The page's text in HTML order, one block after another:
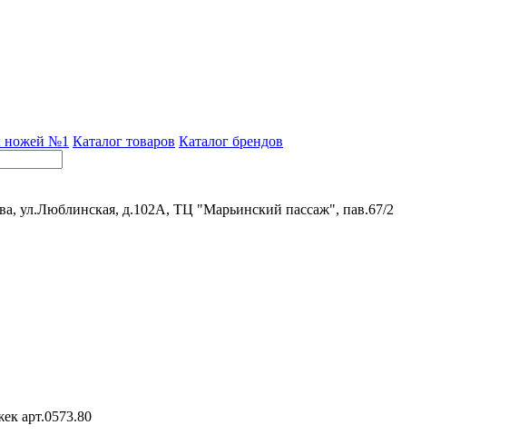
ножей №1 Каталог товаров Каталог брендов
ул.Люблинская, д.102А, ТЦ "Марьинский пассаж", пав.67/2
арт.0573.80